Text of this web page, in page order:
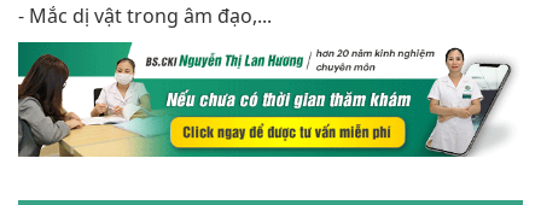
- Mắc dị vật trong âm đạo,...